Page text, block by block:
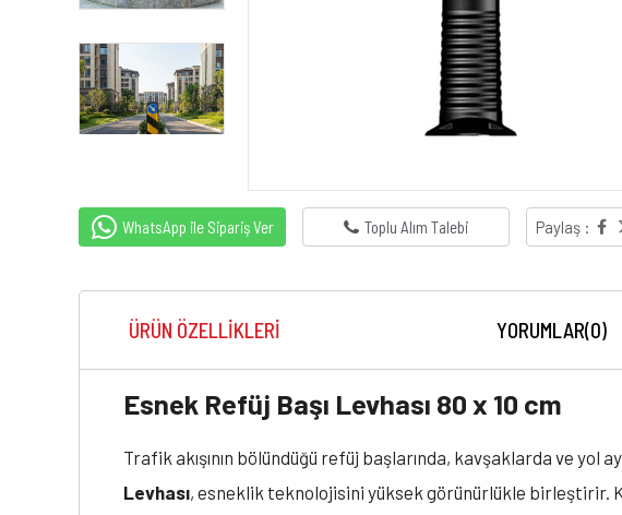
WhatsApp ile Sipariş Ver Toplu Alım Talebi Paylaş :
ÜRÜN ÖZELLIKLERI YORUMLAR(0)
Esnek Refüj Başı Levhası 80 x 10 cm
Trafik akışının bölündüğü refüj başlarında, kavşaklarda ve
Levhası, esneklik teknolojisini yüksek görünürlükle birleştirir.